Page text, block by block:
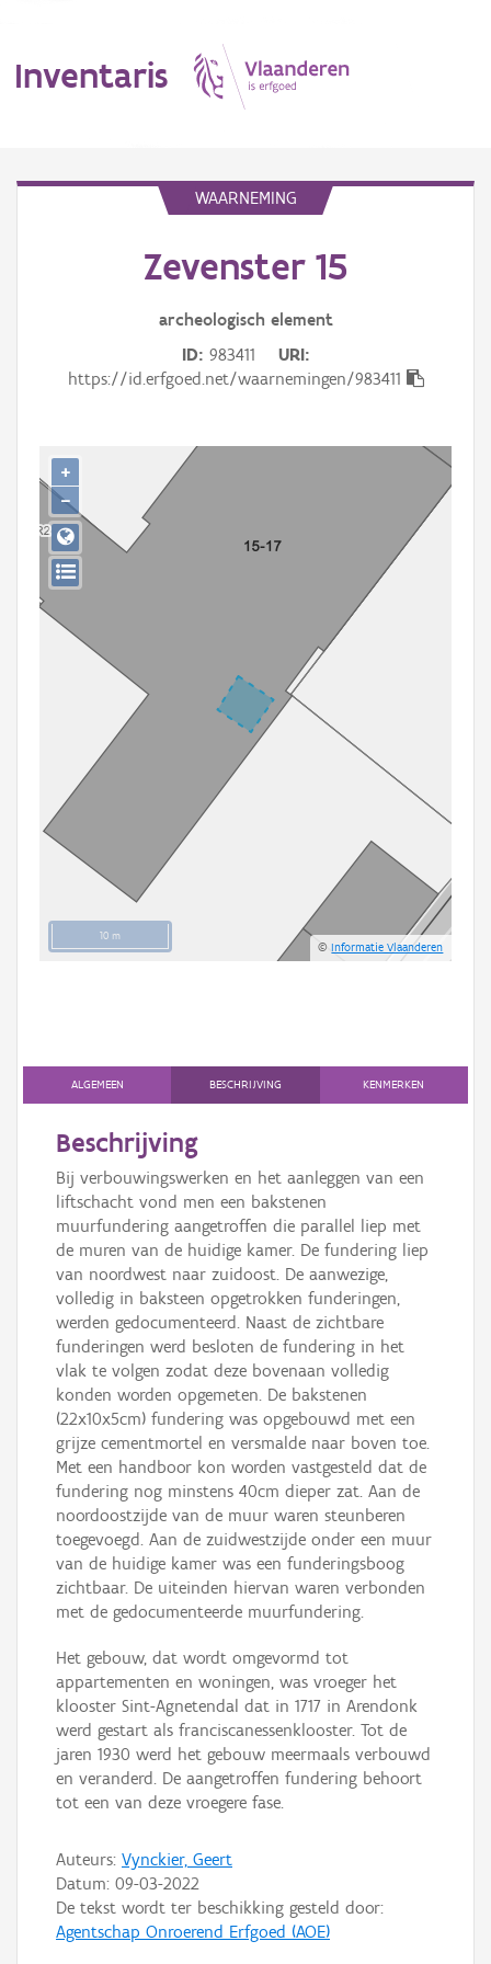
Inventaris
Gebeurtenis
Persoon of collectief
Downloads
Hergebruik
Aanmelden
WAARNEMING
Zevenster 15
archeologisch element
ID 983411
URI
https://id.erfgoed.net/waarnemingen/983411
10 m
©Informatie Vlaanderen
+
−
ALGEMEEN BESCHRIJVING KENMERKEN
Beschrijving
Bij verbouwingswerken en het aanleggen van een
liftschacht vond men een bakstenen
muurfundering aangetroffen die parallel liep met
de muren van de huidige kamer. De fundering liep
van noordwest naar zuidoost. De aanwezige,
volledig in baksteen opgetrokken funderingen,
werden gedocumenteerd. Naast de zichtbare
funderingen werd besloten de fundering in het
vlak te volgen zodat deze bovenaan volledig
konden worden opgemeten. De bakstenen
(22x10x5cm) fundering was opgebouwd met een
grijze cementmortel en versmalde naar boven toe.
Met een handboor kon worden vastgesteld dat de
fundering nog minstens 40cm dieper zat. Aan de
noordoostzijde van de muur waren steunberen
toegevoegd. Aan de zuidwestzijde onder een muur
van de huidige kamer was een funderingsboog
zichtbaar. De uiteinden hiervan waren verbonden
met de gedocumenteerde muurfundering.
Het gebouw, dat wordt omgevormd tot
appartementen en woningen, was vroeger het
klooster Sint-Agnetendal dat in 1717 in Arendonk
werd gestart als franciscanessenklooster. Tot de
jaren 1930 werd het gebouw meermaals verbouwd
en veranderd. De aangetroffen fundering behoort
tot een van deze vroegere fase.
Auteurs: Vynckier, Geert
Datum: 09-03-2022
De tekst wordt ter beschikking gesteld door:
Agentschap Onroerend Erfgoed (AOE)